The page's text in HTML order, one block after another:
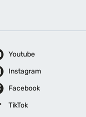
Youtube
Instagram
Facebook
TikTok